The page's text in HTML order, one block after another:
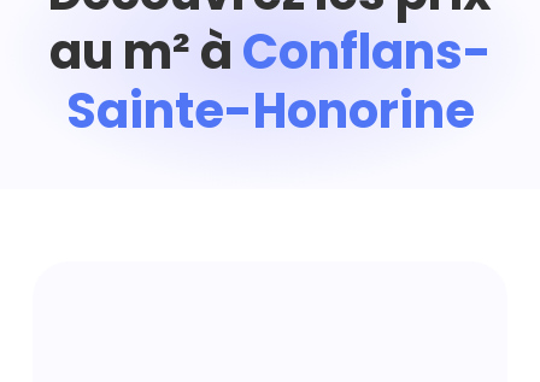
au m² àConflans-
Sainte-Honorine